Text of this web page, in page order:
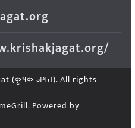
(कृषक जगत). All rights
Powered by